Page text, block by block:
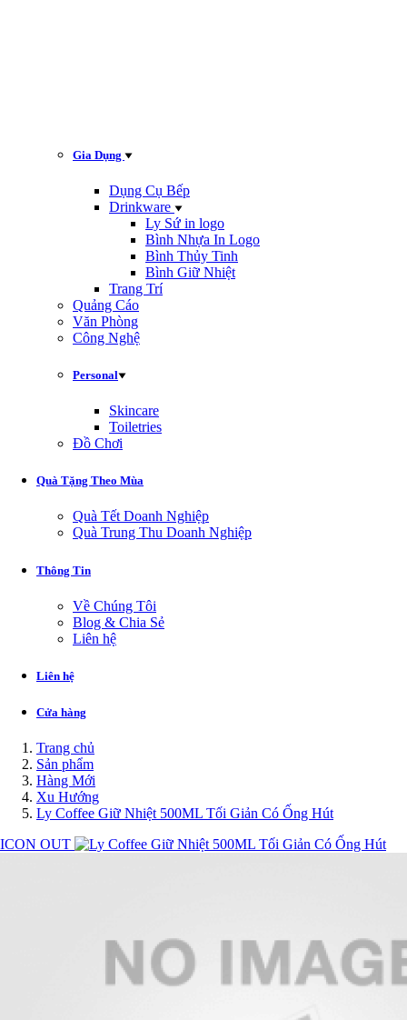
Gia Dụng
Dụng Cụ Bếp
Drinkware
Ly Sứ in logo
Bình Nhựa In Logo
Bình Thủy Tinh
Bình Giữ Nhiệt
Trang Trí
Quảng Cáo
Văn Phòng
Công Nghệ
Personal
Skincare
Toiletries
Đồ Chơi
Quà Tặng Theo Mùa
Quà Tết Doanh Nghiệp
Quà Trung Thu Doanh Nghiệp
Thông Tin
Về Chúng Tôi
Blog & Chia Sẻ
Liên hệ
Liên hệ
Cửa hàng
Trang chủ
Sản phẩm
Hàng Mới
Xu Hướng
Ly Coffee Giữ Nhiệt 500ML Tối Giản Có Ống Hút
ICON OUT